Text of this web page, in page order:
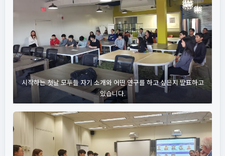
시작하는 첫날 모두들 자기 소개와 어떤 연구를 하고 싶은지 발표하고
있습니다.